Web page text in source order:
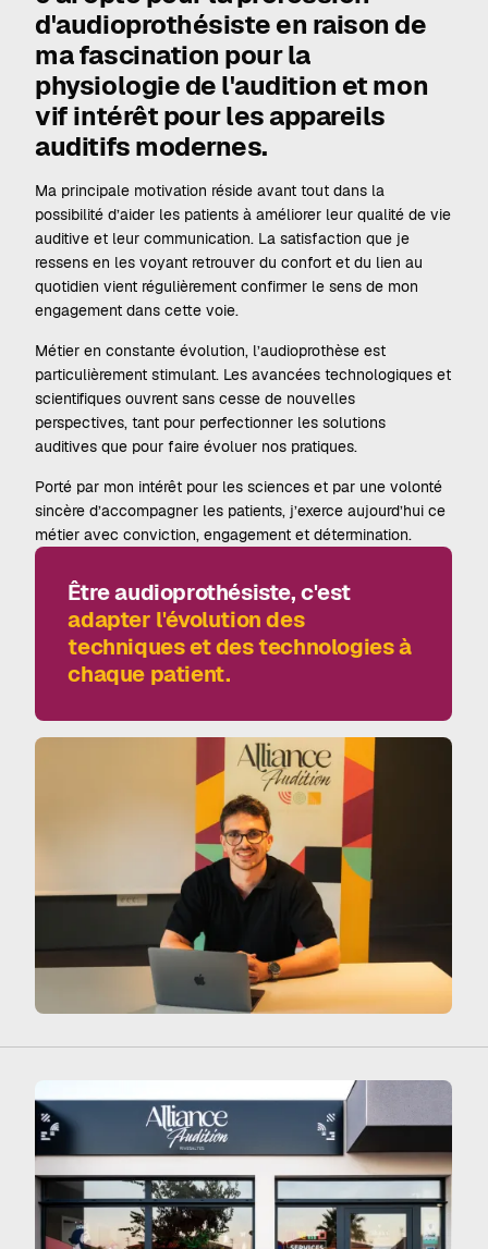
d'audioprothésiste en raison de
ma fascination pour la
physiologie de l'audition et mon
vif intérêt pour les appareils
auditifs modernes.
Ma principale motivation réside avant tout dans la
possibilité d’aider les patients à améliorer leur qualité de vie
auditive et leur communication. La satisfaction que je
ressens en les voyant retrouver du confort et du lien au
quotidien vient régulièrement confirmer le sens de mon
engagement dans cette voie.
Métier en constante évolution, l’audioprothèse est
particulièrement stimulant. Les avancées technologiques et
scientifiques ouvrent sans cesse de nouvelles
perspectives, tant pour perfectionner les solutions
auditives que pour faire évoluer nos pratiques.
Porté par mon intérêt pour les sciences et par une volonté
sincère d’accompagner les patients, j’exerce aujourd’hui ce
métier avec conviction, engagement et détermination.
Être audioprothésiste, c'est
adapter l'évolution des
techniques et des technologies à
chaque patient.